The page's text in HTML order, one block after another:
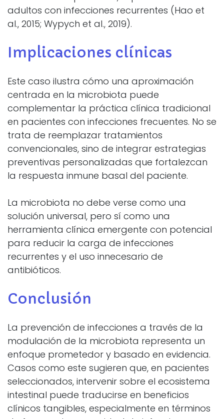
adultos con infecciones recurrentes (Hao et
al., 2015; Wypych et al., 2019).
Implicaciones clínicas
Este caso ilustra cómo una aproximación
centrada en la microbiota puede
complementar la práctica clínica tradicional
en pacientes con infecciones frecuentes. No se
trata de reemplazar tratamientos
convencionales, sino de integrar estrategias
preventivas personalizadas que fortalezcan
la respuesta inmune basal del paciente.
La microbiota no debe verse como una
solución universal, pero sí como una
herramienta clínica emergente con potencial
para reducir la carga de infecciones
recurrentes y el uso innecesario de
antibióticos.
Conclusión
La prevención de infecciones a través de la
modulación de la microbiota representa un
enfoque prometedor y basado en evidencia.
Casos como este sugieren que, en pacientes
seleccionados, intervenir sobre el ecosistema
intestinal puede traducirse en beneficios
clínicos tangibles, especialmente en términos